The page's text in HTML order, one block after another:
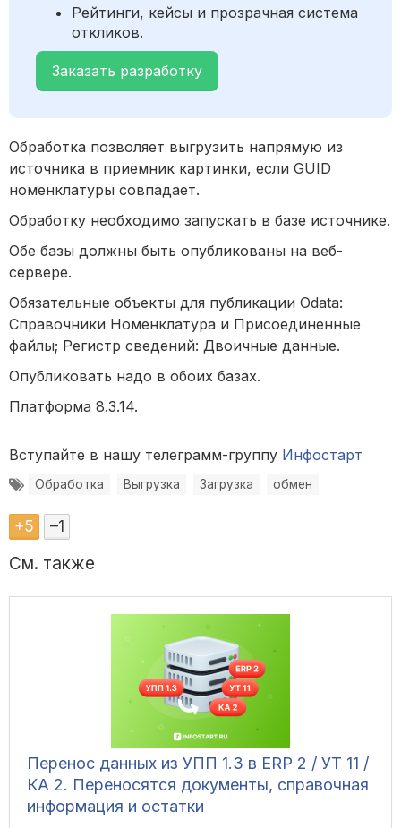
Рейтинги, кейсы и прозрачная система
откликов.
Заказать разработку
Обработка позволяет выгрузить напрямую из
источника в приемник картинки, если GUID
номенклатуры совпадает.
Обработку необходимо запускать в базе источнике.
Обе базы должны быть опубликованы на веб-
сервере.
Обязательные объекты для публикации Odata:
Справочники Номенклатура и Присоединенные
файлы; Регистр сведений: Двоичные данные.
Опубликовать надо в обоих базах.
Платформа 8.3.14.
Вступайте в нашу телеграмм-группу Инфостарт
Обработка Выгрузка Загрузка обмен
+5 –1
См. также
Перенос данных из УПП 1.3 в ERP 2 / УТ 11 /
КА 2. Переносятся документы, справочная
информация и остатки